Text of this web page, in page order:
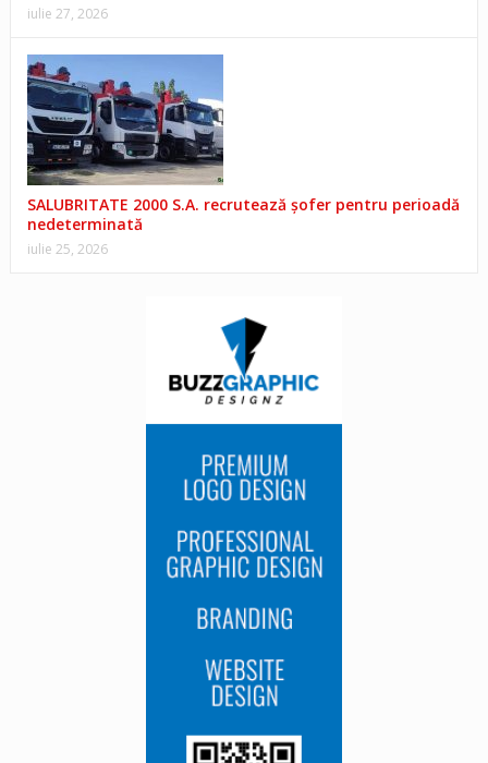
iulie 27, 2026
SALUBRITATE 2000 S.A. recrutează șofer pentru perioadă
nedeterminată
iulie 25, 2026